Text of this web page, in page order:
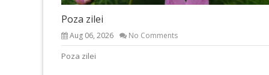
Poza zilei
Aug 06, 2026 No Comments
Poza zilei